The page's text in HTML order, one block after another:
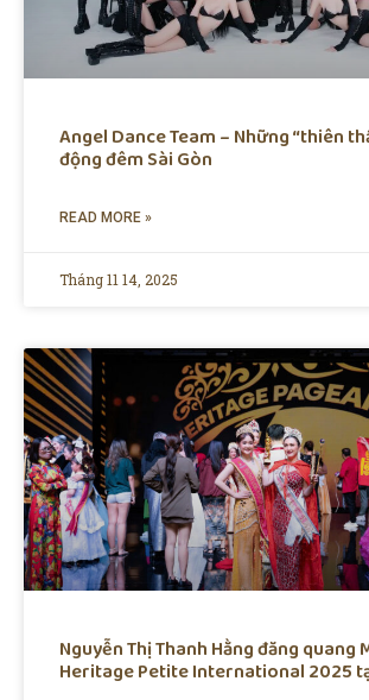
Angel Dance Team – Những “thiên
động đêm Sài Gòn
READ MORE »
Tháng 11 14, 2025
Nguyễn Thị Thanh Hằng đăng quang
Heritage Petite International 2025